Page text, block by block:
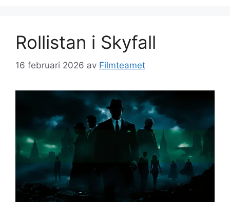
Rollistan i Skyfall
16 februari 2026 av Filmteamet